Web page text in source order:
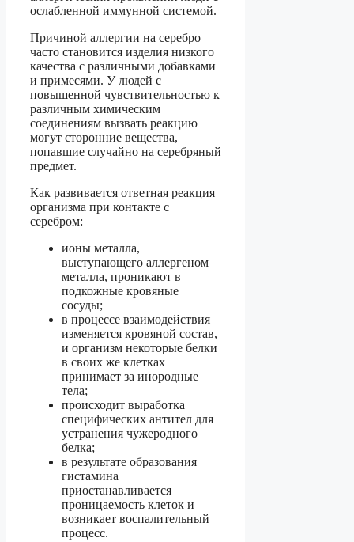
ослабленной иммунной системой.
Причиной аллергии на серебро
часто становится изделия низкого
качества с различными добавками
и примесями. У людей с
повышенной чувствительностью к
различным химическим
соединениям вызвать реакцию
могут сторонние вещества,
попавшие случайно на серебряный
предмет.
Как развивается ответная реакция
организма при контакте с
серебром:
ионы металла,
выступающего аллергеном
металла, проникают в
подкожные кровяные
сосуды;
в процессе взаимодействия
изменяется кровяной состав,
и организм некоторые белки
в своих же клетках
принимает за инородные
тела;
происходит выработка
специфических антител для
устранения чужеродного
белка;
в результате образования
гистамина
приостанавливается
проницаемость клеток и
возникает воспалительный
процесс.